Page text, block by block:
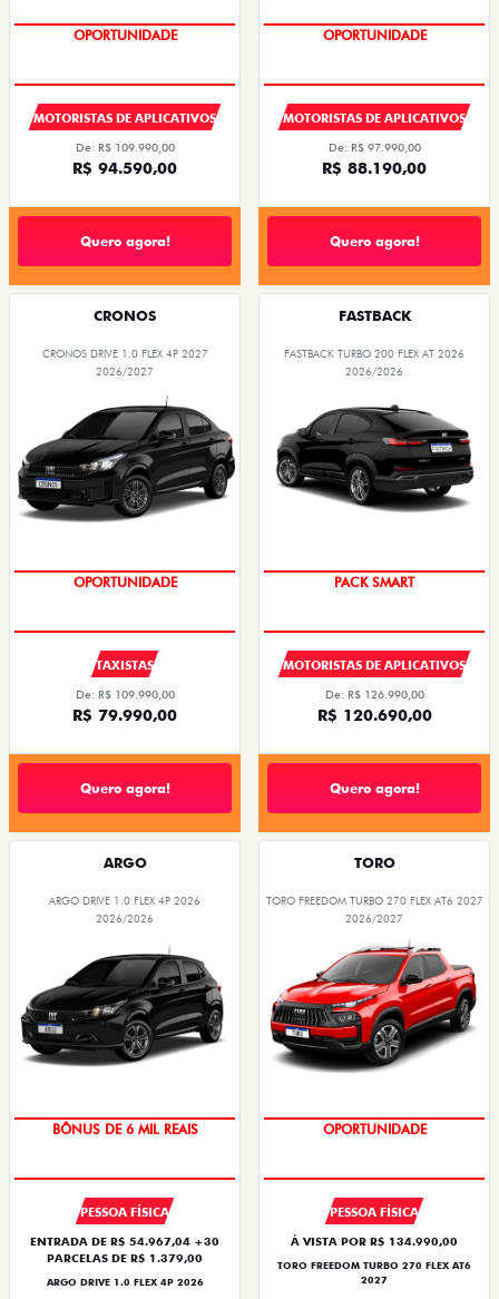
OPORTUNIDADE
MOTORISTAS DE APLICATIVOS
De: R$ 109.990,00
R$ 94.590,00
Quero agora!
OPORTUNIDADE
MOTORISTAS DE APLICATIVOS
De: R$ 97.990,00
R$ 88.190,00
Quero agora!
CRONOS
CRONOS DRIVE 1.0 FLEX 4P 2027
2026/2027
OPORTUNIDADE
TAXISTAS
De: R$ 109.990,00
R$ 79.990,00
Quero agora!
FASTBACK
FASTBACK TURBO 200 FLEX AT 2026
2026/2026
PACK SMART
MOTORISTAS DE APLICATIVOS
De: R$ 126.990,00
R$ 120.690,00
Quero agora!
ARGO
ARGO DRIVE 1.0 FLEX 4P 2026
2026/2026
BÔNUS DE 6 MIL REAIS
PESSOA FÍSICA
ENTRADA DE R$ 54.967,04 +30
PARCELAS DE R$ 1.379,00
ARGO DRIVE 1.0 FLEX 4P 2026
TORO
TORO FREEDOM TURBO 270 FLEX AT6 2027
2026/2027
OPORTUNIDADE
PESSOA FÍSICA
À VISTA POR R$ 134.990,00
TORO FREEDOM TURBO 270 FLEX AT6
2027